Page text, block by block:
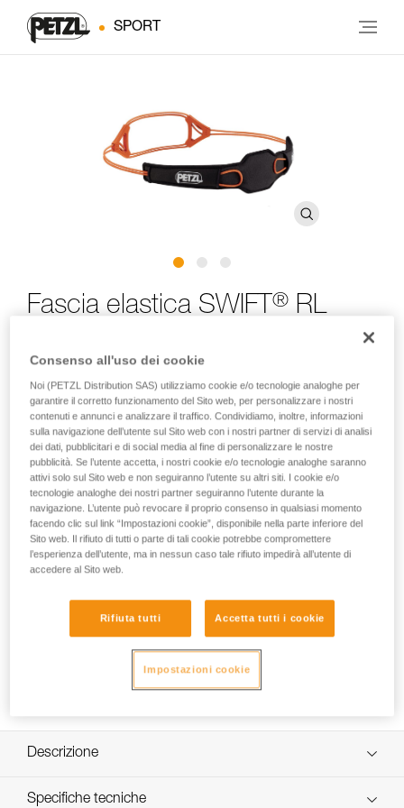
SPORT
Fascia elastica SWIFT ® RL
Fascia elastica di ricarica per lampade frontali SWIFT RL
Batteria di ricarica per lampade frontali SWIFT RL e SWIFT
RL CLASSIC.
How to Replace or Remove the Comfort
Foam on SWIFT RL
Descrizione
Fascia elastica ultrasottile, confortevole e modulare:
Specifiche tecniche
Consenso all'uso dei cookie
Noi (PETZL Distribution SAS) utilizziamo cookie e/o tecnologie analoghe per
garantire il corretto funzionamento del Sito web, per personalizzare i nostri
contenuti e annunci e analizzare il traffico. Condividiamo, inoltre, informazioni
sulla navigazione dell’utente sul Sito web con i nostri partner di servizi di analisi
dei dati, pubblicitari e di social media al fine di personalizzare le nostre
pubblicità. Se l’utente accetta, i nostri cookie e/o tecnologie analoghe saranno
attivi solo sul Sito web e non seguiranno l’utente su altri siti. I cookie e/o
tecnologie analoghe dei nostri partner seguiranno l’utente durante la
navigazione. L’utente può revocare il proprio consenso in qualsiasi momento
facendo clic sul link “Impostazioni cookie”, disponibile nella parte inferiore del
Sito web. Il rifiuto di tutti o parte di tali cookie potrebbe compromettere
l’esperienza dell’utente, ma in nessun caso tale rifiuto impedirà all’utente di
accedere al Sito web.
Rifiuta tutti Accetta tutti i cookie
Impostazioni cookie